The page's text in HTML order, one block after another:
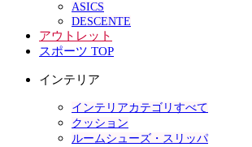
ASICS
DESCENTE
アウトレット
スポーツ TOP
インテリア
インテリアカテゴリすべて
クッション
ルームシューズ・スリッパ